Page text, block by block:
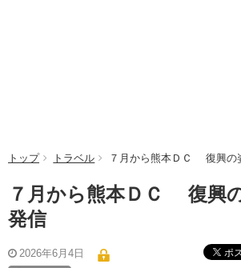
トップ トラベル ７月から熊本ＤＣ 復興の
７月から熊本ＤＣ 復興
発信
2026年6月4日 ポ